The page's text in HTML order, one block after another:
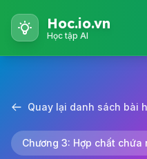
Hoc.io.vn
Học tập AI
Quay lại danh sách bài
Chương 3: Hợp chất chứa